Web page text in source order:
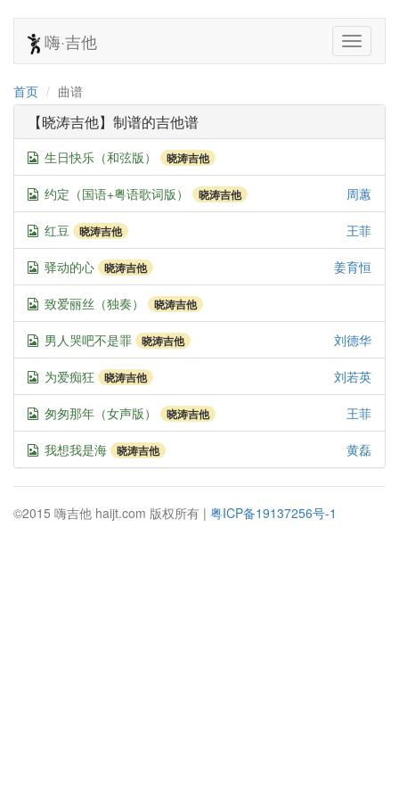
嗨·吉他
首页 曲谱
【晓涛吉他】制谱的吉他谱
生日快乐（和弦版） 晓涛吉他
约定（国语+粤语歌词版） 晓涛吉他 周蕙
红豆 晓涛吉他 王菲
驿动的心 晓涛吉他 姜育恒
致爱丽丝（独奏） 晓涛吉他
男人哭吧不是罪 晓涛吉他 刘德华
为爱痴狂 晓涛吉他 刘若英
匆匆那年（女声版） 晓涛吉他 王菲
我想我是海 晓涛吉他 黄磊
©2015 嗨吉他 haijt.com 版权所有 | 粤ICP备19137256号-1